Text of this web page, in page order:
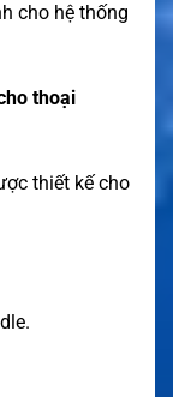
cho hệ thống
thoại
thiết kế cho